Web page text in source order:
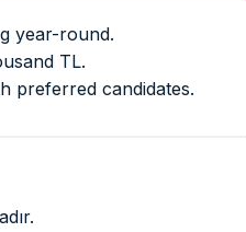
year-round.
TL.
preferred candidates.